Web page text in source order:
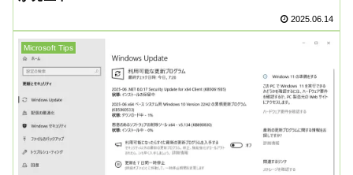
2025.06.14
Microsoft Tips